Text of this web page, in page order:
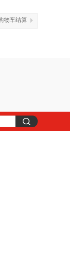
物车结算